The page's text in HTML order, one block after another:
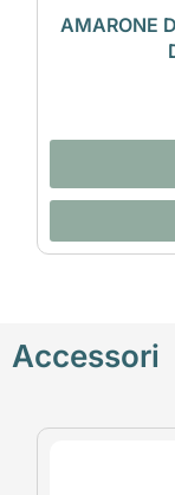
AMARONE
Accessori